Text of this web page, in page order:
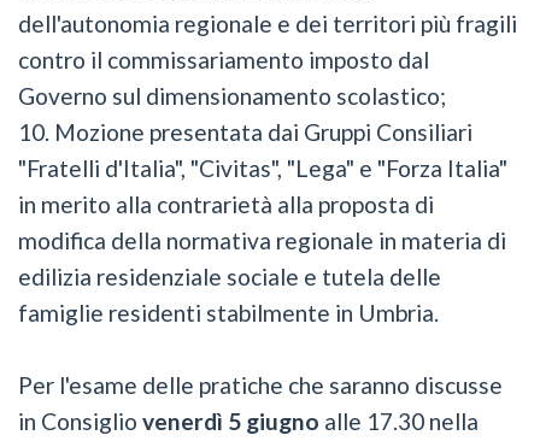
dell'autonomia regionale e dei territori più fragili
contro il commissariamento imposto dal
Governo sul dimensionamento scolastico;
10. Mozione presentata dai Gruppi Consiliari
"Fratelli d'Italia", "Civitas", "Lega" e "Forza Italia"
in merito alla contrarietà alla proposta di
modifica della normativa regionale in materia di
edilizia residenziale sociale e tutela delle
famiglie residenti stabilmente in Umbria.
Per l'esame delle pratiche che saranno discusse
in Consiglio venerdì 5 giugno alle 17.30 nella